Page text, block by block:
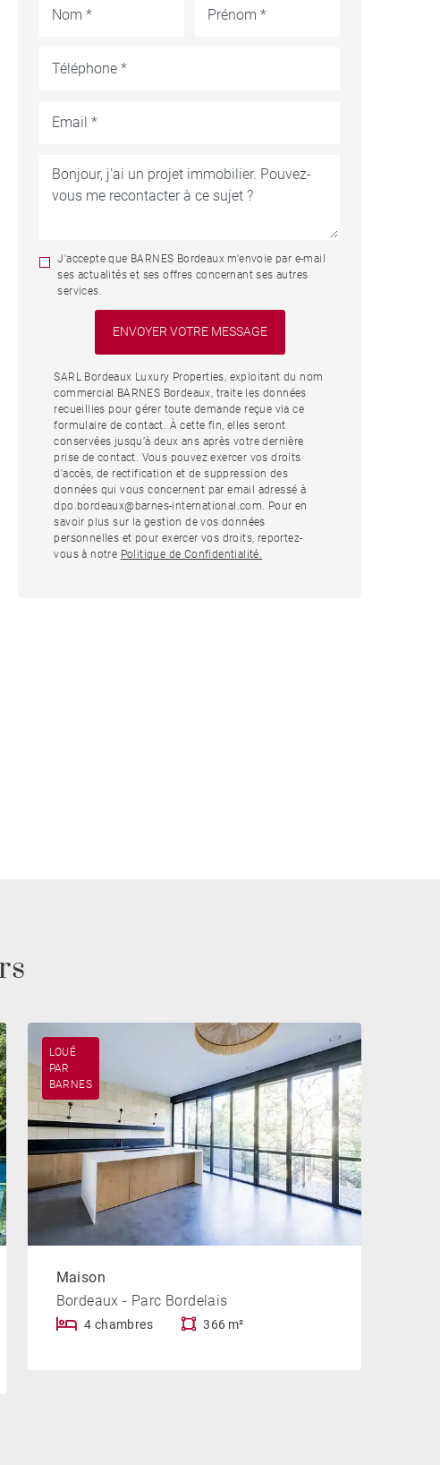
J'accepte que BARNES Bordeaux m'envoie par e-mail
ses actualités et ses offres concernant ses autres
services.
SARL Bordeaux Luxury Properties, exploitant du nom
commercial BARNES Bordeaux, traite les données
recueillies pour gérer toute demande reçue via ce
formulaire de contact. À cette fin, elles seront
conservées jusqu’à deux ans après votre dernière
prise de contact. Vous pouvez exercer vos droits
d'accès, de rectification et de suppression des
données qui vous concernent par email adressé à
dpo.bordeaux@barnes-international.com. Pour en
savoir plus sur la gestion de vos données
personnelles et pour exercer vos droits, reportez-
vous à notre Politique de Confidentialité.
LOUÉ
PAR
BARNES
Maison
Bordeaux - Parc Bordelais
4 chambres 366 m²